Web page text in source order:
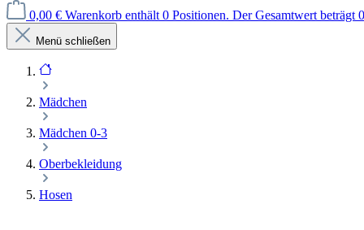
0,00 € Warenkorb enthält 0 Positionen. Der Gesamtwert beträgt
Menü schließen
Mädchen
Mädchen 0-3
Oberbekleidung
Hosen